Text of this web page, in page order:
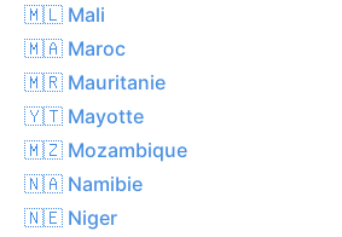
🇲🇱 Mali
🇲🇦 Maroc
🇲🇷 Mauritanie
🇾🇹 Mayotte
🇲🇿 Mozambique
🇳🇦 Namibie
🇳🇪 Niger